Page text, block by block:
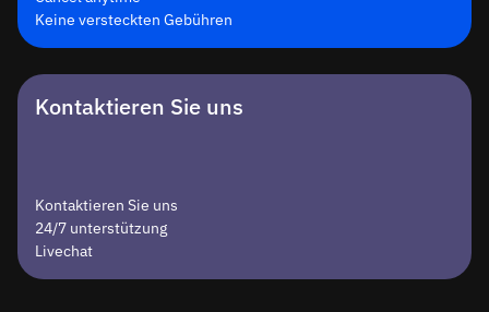
Keine versteckten Gebühren
Kontaktieren Sie uns
Kontaktieren Sie uns
24/7 unterstützung
Livechat